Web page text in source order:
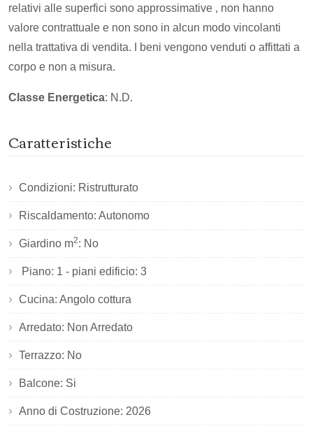
relativi alle superfici sono approssimative , non hanno
valore contrattuale e non sono in alcun modo vincolanti
nella trattativa di vendita. I beni vengono venduti o affittati a
corpo e non a misura.
Classe Energetica: N.D.
Caratteristiche
Condizioni: Ristrutturato
Riscaldamento: Autonomo
Giardino m2: No
Piano: 1 - piani edificio: 3
Cucina: Angolo cottura
Arredato: Non Arredato
Terrazzo: No
Balcone: Si
Anno di Costruzione: 2026